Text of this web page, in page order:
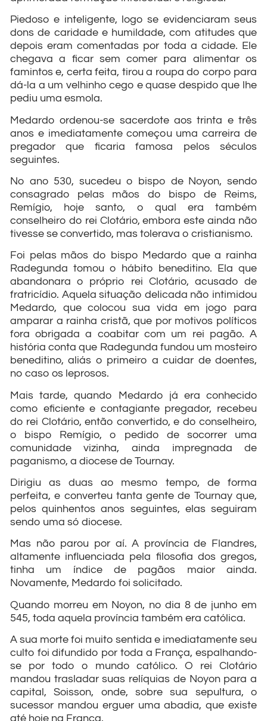
Piedoso e inteligente, logo se evidenciaram seus
dons de caridade e humildade, com atitudes que
depois eram comentadas por toda a cidade. Ele
chegava a ficar sem comer para alimentar os
famintos e, certa feita, tirou a roupa do corpo para
dá-la a um velhinho cego e quase despido que lhe
pediu uma esmola.
Medardo ordenou-se sacerdote aos trinta e três
anos e imediatamente começou uma carreira de
pregador que ficaria famosa pelos séculos
seguintes.
No ano 530, sucedeu o bispo de Noyon, sendo
consagrado pelas mãos do bispo de Reims,
Remígio, hoje santo, o qual era também
conselheiro do rei Clotário, embora este ainda não
tivesse se convertido, mas tolerava o cristianismo.
Foi pelas mãos do bispo Medardo que a rainha
Radegunda tomou o hábito beneditino. Ela que
abandonara o próprio rei Clotário, acusado de
fratricídio. Aquela situação delicada não intimidou
Medardo, que colocou sua vida em jogo para
amparar a rainha cristã, que por motivos políticos
fora obrigada a coabitar com um rei pagão. A
história conta que Radegunda fundou um mosteiro
beneditino, aliás o primeiro a cuidar de doentes,
no caso os leprosos.
Mais tarde, quando Medardo já era conhecido
como eficiente e contagiante pregador, recebeu
do rei Clotário, então convertido, e do conselheiro,
o bispo Remígio, o pedido de socorrer uma
comunidade vizinha, ainda impregnada de
paganismo, a diocese de Tournay.
Dirigiu as duas ao mesmo tempo, de forma
perfeita, e converteu tanta gente de Tournay que,
pelos quinhentos anos seguintes, elas seguiram
sendo uma só diocese.
Mas não parou por aí. A província de Flandres,
altamente influenciada pela filosofia dos gregos,
tinha um índice de pagãos maior ainda.
Novamente, Medardo foi solicitado.
Quando morreu em Noyon, no dia 8 de junho em
545, toda aquela província também era católica.
A sua morte foi muito sentida e imediatamente seu
culto foi difundido por toda a França, espalhando-
se por todo o mundo católico. O rei Clotário
mandou trasladar suas relíquias de Noyon para a
capital, Soisson, onde, sobre sua sepultura, o
sucessor mandou erguer uma abadia, que existe
até hoje na França.